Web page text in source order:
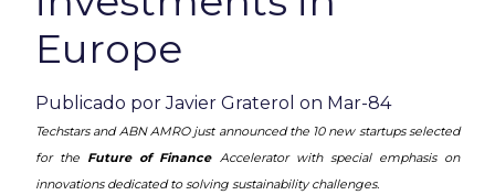
Europe
Publicado porJavier Graterol on Mar-84
Techstars and ABN AMRO just announced the 10 new startups selected
for the Future of Finance Accelerator with special emphasis on
innovations dedicated to solving sustainability challenges.